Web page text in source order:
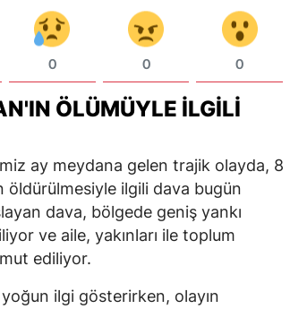
0 0 0
ÖLÜMÜYLE İLGILI
ay meydana gelen trajik olayda, 8
öldürülmesiyle ilgili dava bugün
dava, bölgede geniş yankı
ve aile, yakınları ile toplum
ediliyor.
yoğun ilgi gösterirken, olayın